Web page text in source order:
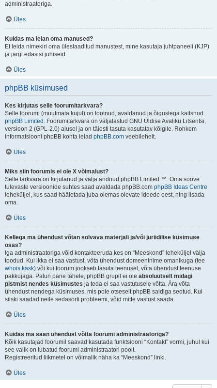
administraatoriga.
Üles
Kuidas ma leian oma manused?
Et leida nimekiri oma üleslaaditud manustest, mine kasutaja juhtpaneeli (KJP)
ja järgi edasisi juhiseid.
Üles
phpBB küsimused
Kes kirjutas selle foorumitarkvara?
Selle foorumi (muutmata kujul) on tootnud, avaldanud ja õigustega kaitsnud
phpBB Limited . Foorumitarkvara on väljalastud GNU Üldise Avaliku Litsentsi,
versioon 2 (GPL-2.0) alusel ja on täiesti tasuta kasutatav kõigile. Rohkem
informatsiooni phpBB kohta leiad phpBB.com veebilehelt.
Üles
Miks siin foorumis ei ole X võimalust?
Selle tarkvara on kirjutanud ja välja andnud phpBB Limited ™. Oma soove
tulevaste versioonide suhtes saad avaldada phpBB.com phpBB Ideas Centre
leheküljel, kus saad hääletada juba olemas olevate ideede eest, ning lisada
oma.
Üles
Kellega ma ühendust võtan solvava materjali ja/või juriidilise küsimuse
osas?
Iga administraatoriga võid kontakteeruda kes on “Meeskond” leheküljel välja
toodud. Kui ikka ei saa vastust, võta ühendust domeeninime omanikuga (tee
whois käsk) või kui foorum jookseb tasuta teenusel, võta ühendust teenuse
pakkujaga. Palun pane tähele, phpBB grupil ei ole absoluutselt midagi
pistmist nendes küsimustes ja teda ei saa vastutusele võtta. Ära võta
ühendust nendega küsimuses, mis pole otseselt phpBB saidiga seotud. Kui
siiski saadad neile sedasorti probleemi, võid mitte vastust saada.
Üles
Kuidas ma saan ühendust võtta foorumi administraatoriga?
Kõik kasutajad foorumil saavad kasutada funktsiooni “Kontakt” vormi, juhul kui
see valik on lubatud foorumi administraatori poolt.
Registreeritud liikmetel on võimalik näha ka “Meeskond” linki.
Üles